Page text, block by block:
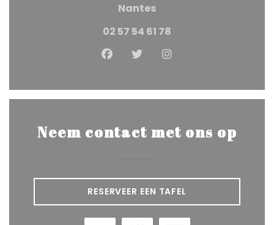
Nantes((opent in een nieuw
02 57 54 61 78
Facebook ((opent in een
Twitter ((opent in een
Instagram
Neem contact met ons op
RESERVEER EEN TAFEL